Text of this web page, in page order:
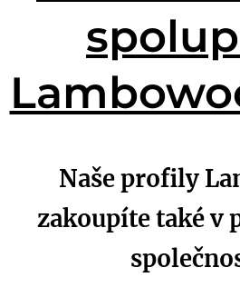
Naše profily
zakoupíte také v